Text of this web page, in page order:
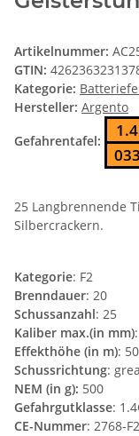
Artikelnummer:
GTIN:
Kategorie:
Hersteller: Argento
Gefahrentafel:
25 Langbrennende
Silbercrackern.
Kategorie: F2
Brenndauer: 20
Schussanzahl: 25
Kaliber max.(in mm)
Effekthöhe (in m): 50
Schussrichtung:
NEM (in g): 500
Gefahrgutklasse:
CE-Nummer: 2768-